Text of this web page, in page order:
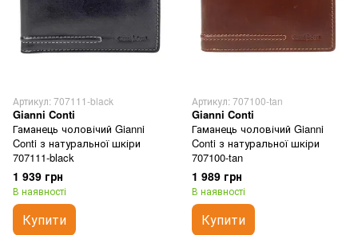
Артикул: 707111-black
Gianni Conti
Гаманець чоловічий Gianni
Conti з натуральної шкіри
707111-black
1 939 грн
В наявності
Купити
Артикул: 707100-tan
Gianni Conti
Гаманець чоловічий Gianni
Conti з натуральної шкіри
707100-tan
1 989 грн
В наявності
Купити